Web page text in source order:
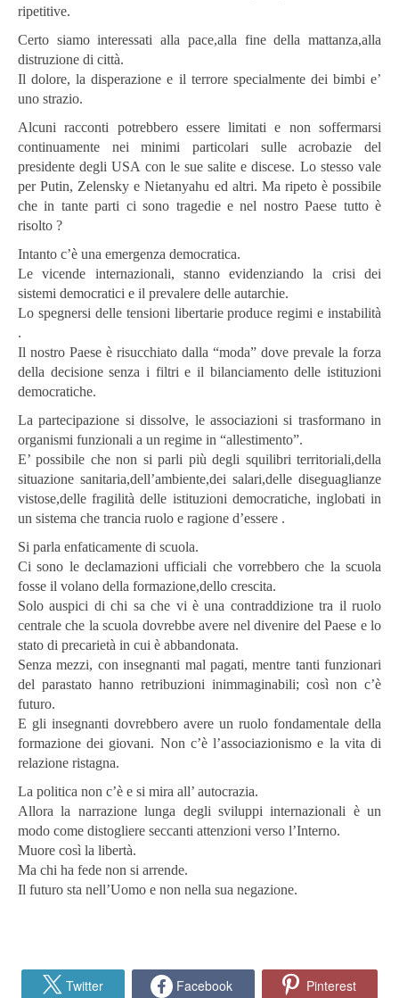
ripetitive.
Certo siamo interessati alla pace,alla fine della mattanza,alla
distruzione di città.
Il dolore, la disperazione e il terrore specialmente dei bimbi e’
uno strazio.
Alcuni racconti potrebbero essere limitati e non soffermarsi
continuamente nei minimi particolari sulle acrobazie del
presidente degli USA con le sue salite e discese. Lo stesso vale
per Putin, Zelensky e Nietanyahu ed altri. Ma ripeto è possibile
che in tante parti ci sono tragedie e nel nostro Paese tutto è
risolto ?
Intanto c’è una emergenza democratica.
Le vicende internazionali, stanno evidenziando la crisi dei
sistemi democratici e il prevalere delle autarchie.
Lo spegnersi delle tensioni libertarie produce regimi e instabilità
.
Il nostro Paese è risucchiato dalla “moda” dove prevale la forza
della decisione senza i filtri e il bilanciamento delle istituzioni
democratiche.
La partecipazione si dissolve, le associazioni si trasformano in
organismi funzionali a un regime in “allestimento”.
E’ possibile che non si parli più degli squilibri territoriali,della
situazione sanitaria,dell’ambiente,dei salari,delle diseguaglianze
vistose,delle fragilità delle istituzioni democratiche, inglobati in
un sistema che trancia ruolo e ragione d’essere .
Si parla enfaticamente di scuola.
Ci sono le declamazioni ufficiali che vorrebbero che la scuola
fosse il volano della formazione,dello crescita.
Solo auspici di chi sa che vi è una contraddizione tra il ruolo
centrale che la scuola dovrebbe avere nel divenire del Paese e lo
stato di precarietà in cui è abbandonata.
Senza mezzi, con insegnanti mal pagati, mentre tanti funzionari
del parastato hanno retribuzioni inimmaginabili; così non c’è
futuro.
E gli insegnanti dovrebbero avere un ruolo fondamentale della
formazione dei giovani. Non c’è l’associazionismo e la vita di
relazione ristagna.
La politica non c’è e si mira all’ autocrazia.
Allora la narrazione lunga degli sviluppi internazionali è un
modo come distogliere seccanti attenzioni verso l’Interno.
Muore così la libertà.
Ma chi ha fede non si arrende.
Il futuro sta nell’Uomo e non nella sua negazione.
Twitter Facebook Pinterest